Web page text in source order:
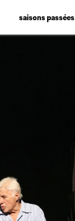
saisons passées